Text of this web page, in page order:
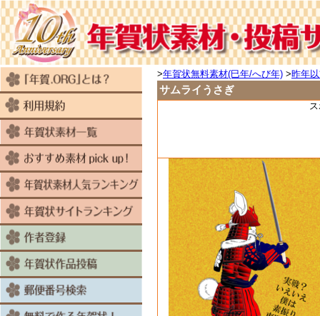
>年賀状無料素材(巳年/へび年) >昨年
サムライうさぎ